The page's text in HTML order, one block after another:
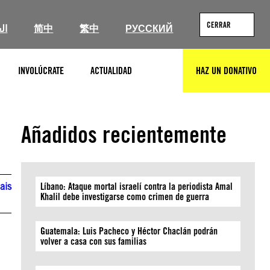
简中 繁中 РУССКИЙ CERRAR
INVOLÚCRATE ACTUALIDAD HAZ UN DONATIVO
Añadidos recientemente
Líbano: Ataque mortal israelí contra la periodista Amal
Khalil debe investigarse como crimen de guerra
Guatemala: Luis Pacheco y Héctor Chaclán podrán
volver a casa con sus familias